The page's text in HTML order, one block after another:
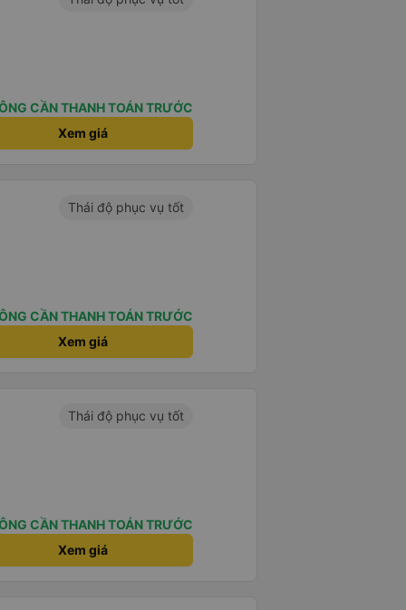
CẦN THANH TOÁN TRƯỚC
Xem giá
Thái độ phục vụ tốt
CẦN THANH TOÁN TRƯỚC
Xem giá
Thái độ phục vụ tốt
CẦN THANH TOÁN TRƯỚC
Xem giá